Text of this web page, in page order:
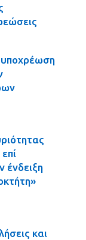
υποχρέωση
ένδειξη
και